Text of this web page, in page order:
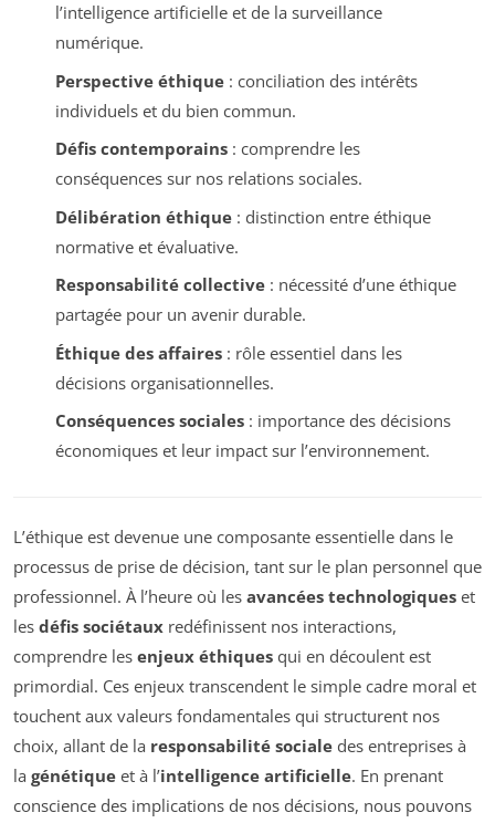
l’intelligence artificielle et de la surveillance
numérique.
Perspective éthique: conciliation des intérêts
individuels et du bien commun.
Défis contemporains: comprendre les
conséquences sur nos relations sociales.
Délibération éthique: distinction entre éthique
normative et évaluative.
Responsabilité collective: nécessité d’une éthique
partagée pour un avenir durable.
Éthique des affaires: rôle essentiel dans les
décisions organisationnelles.
Conséquences sociales: importance des décisions
économiques et leur impact sur l’environnement.
L’éthique est devenue une composante essentielle dans le
processus de prise de décision, tant sur le plan personnel que
professionnel. À l’heure où les avancées technologiques et
les défis sociétaux redéfinissent nos interactions,
comprendre les enjeux éthiques qui en découlent est
primordial. Ces enjeux transcendent le simple cadre moral et
touchent aux valeurs fondamentales qui structurent nos
choix, allant de la responsabilité sociale des entreprises à
la génétique et à l’intelligence artificielle. En prenant
conscience des implications de nos décisions, nous pouvons